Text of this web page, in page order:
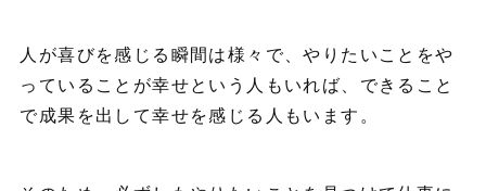
人が喜びを感じる瞬間は様々で、やりたいことをや
っていることが幸せという人もいれば、できること
で成果を出して幸せを感じる人もいます。